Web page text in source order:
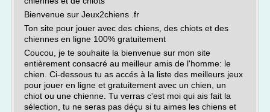
Bienvenue sur Jeux2chiens .fr
Ton site pour jouer avec des chiens, des chiots et des
chiennes en ligne 100% gratuitement
Coucou, je te souhaite la bienvenue sur mon site
entièrement consacré au meilleur amis de l'homme: le
chien. Ci-dessous tu as accés à la liste des meilleurs jeux
pour jouer en ligne et gratuitement avec un chien, un
chiot ou une chienne. Tu verras c'est moi qui ais fait la
sélection, tu ne seras pas déçu si tu aimes les chiens et